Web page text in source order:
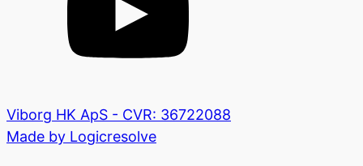
Viborg HK ApS - CVR: 36722088
Made by Logicresolve